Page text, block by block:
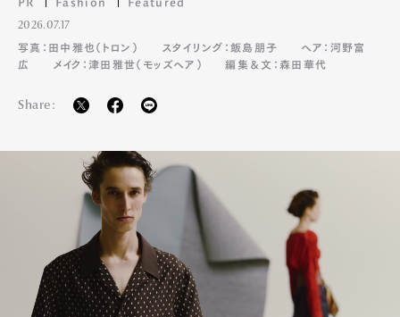
2026.07.17
写真：田中雅也（トロン）
スタイリング：飯島朋子
ヘア：河野富
広
メイク：津田雅世（モッズヘア） 編集＆文：森田華代
Share: